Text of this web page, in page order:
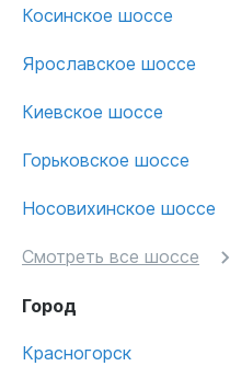
Косинское шоссе
Ярославское шоссе
Киевское шоссе
Горьковское шоссе
Носовихинское шоссе
Смотреть все шоссе
Город
Красногорск